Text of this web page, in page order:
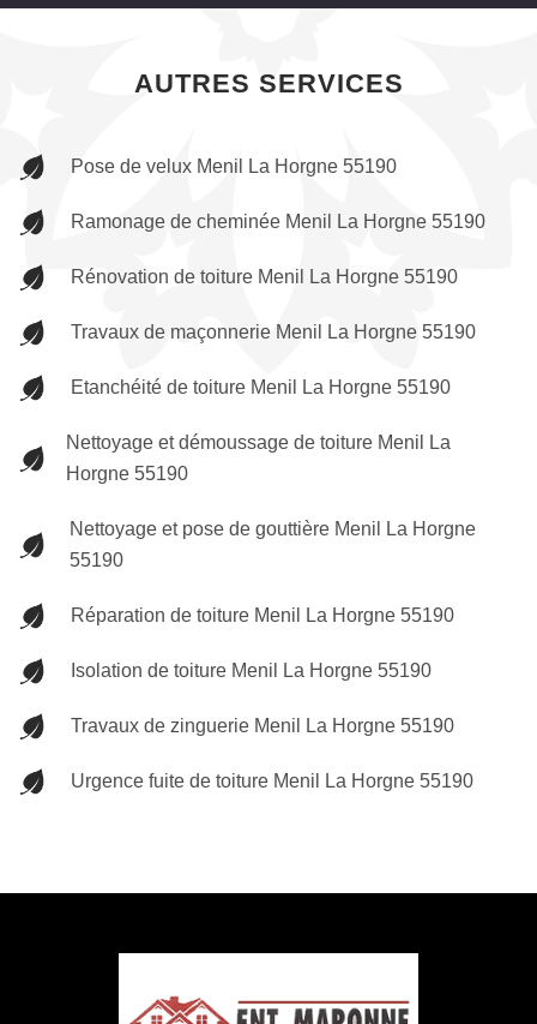
AUTRES SERVICES
Pose de velux Menil La Horgne 55190
Ramonage de cheminée Menil La Horgne 55190
Rénovation de toiture Menil La Horgne 55190
Travaux de maçonnerie Menil La Horgne 55190
Etanchéité de toiture Menil La Horgne 55190
Nettoyage et démoussage de toiture Menil La
Horgne 55190
Nettoyage et pose de gouttière Menil La Horgne
55190
Réparation de toiture Menil La Horgne 55190
Isolation de toiture Menil La Horgne 55190
Travaux de zinguerie Menil La Horgne 55190
Urgence fuite de toiture Menil La Horgne 55190